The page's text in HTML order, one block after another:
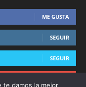
ME GUSTA
SEGUIR
SEGUIR
te damos la mejor